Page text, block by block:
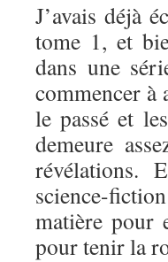
J’avais déjà
tome 1, et
dans une
commencer à
le passé et
demeure
révélations.
science-
matière pour
pour tenir la